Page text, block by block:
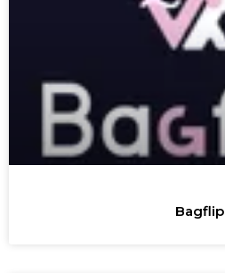
Bagflip